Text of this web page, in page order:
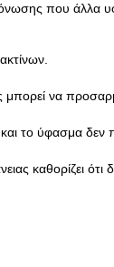
που
να
το ύφασμα δεν
καθορίζει ότι